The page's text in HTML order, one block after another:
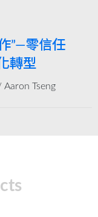
”—零信任
轉型
Aaron Tseng